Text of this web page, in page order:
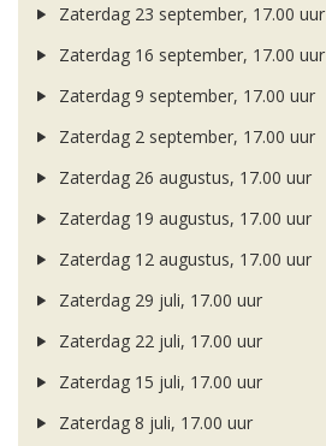
Zaterdag 23 september, 17.00 uur
Zaterdag 16 september, 17.00 uur
Zaterdag 9 september, 17.00 uur
Zaterdag 2 september, 17.00 uur
Zaterdag 26 augustus, 17.00 uur
Zaterdag 19 augustus, 17.00 uur
Zaterdag 12 augustus, 17.00 uur
Zaterdag 29 juli, 17.00 uur
Zaterdag 22 juli, 17.00 uur
Zaterdag 15 juli, 17.00 uur
Zaterdag 8 juli, 17.00 uur